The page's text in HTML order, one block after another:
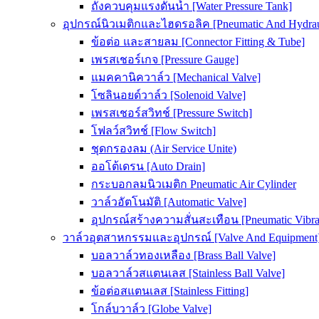
ถังควบคุมแรงดันน้ำ [Water Pressure Tank]
อุปกรณ์นิวเมติกและไฮดรอลิค [Pneumatic And
ข้อต่อ และสายลม [Connector Fitting & Tube]
เพรสเชอร์เกจ [Pressure Gauge]
แมคคานิควาล์ว [Mechanical Valve]
โซลินอยด์วาล์ว [Solenoid Valve]
เพรสเชอร์สวิทช์ [Pressure Switch]
โฟลว์สวิทช์ [Flow Switch]
ชุดกรองลม (Air Service Unite)
ออโต้เดรน [Auto Drain]
กระบอกลมนิวเมติก Pneumatic Air Cylinder
วาล์วอัตโนมัติ [Automatic Valve]
อุปกรณ์สร้างความสั่นสะเทือน [Pneumatic
วาล์วอุตสาหกรรมและอุปกรณ์ [Valve And
บอลวาล์วทองเหลือง [Brass Ball Valve]
บอลวาล์วสแตนเลส [Stainless Ball Valve]
ข้อต่อสแตนเลส [Stainless Fitting]
โกล์บวาล์ว [Globe Valve]